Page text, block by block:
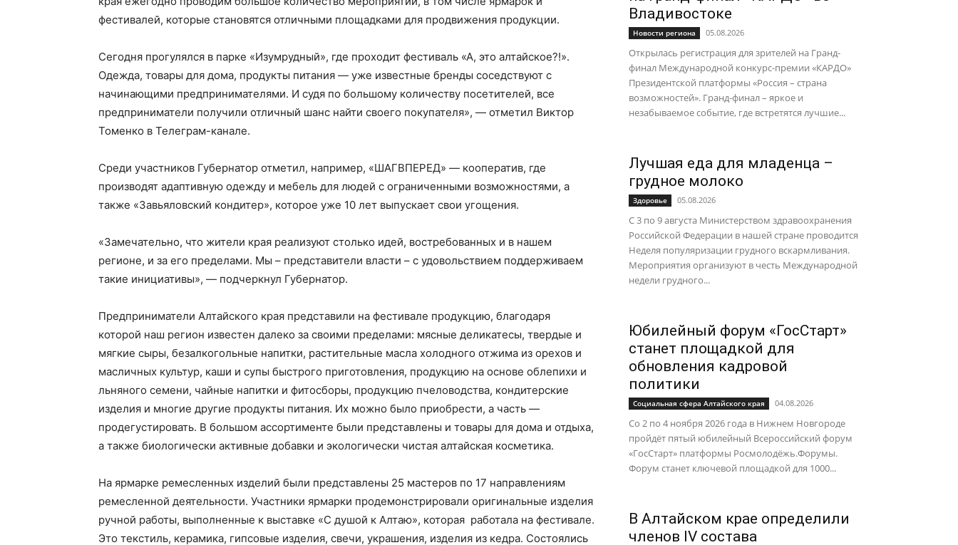
фестивалей, которые становятся отличными площадками для продвижения продукции.
Сегодня прогулялся в парке «Изумрудный», где проходит фестиваль «А, это алтайское?!».
Одежда, товары для дома, продукты питания — уже известные бренды соседствуют с
начинающими предпринимателями. И судя по большому количеству посетителей, все
предприниматели получили отличный шанс найти своего покупателя», — отметил Виктор
Томенко в Телеграм-канале.
Среди участников Губернатор отметил, например, «ШАГВПЕРЕД» — кооператив, где
производят адаптивную одежду и мебель для людей с ограниченными возможностями, а
также «Завьяловский кондитер», которое уже 10 лет выпускает свои угощения.
«Замечательно, что жители края реализуют столько идей, востребованных и в нашем
регионе, и за его пределами. Мы – представители власти – с удовольствием поддерживаем
такие инициативы», — подчеркнул Губернатор.
Предприниматели Алтайского края представили на фестивале продукцию, благодаря
которой наш регион известен далеко за своими пределами: мясные деликатесы, твердые и
мягкие сыры, безалкогольные напитки, растительные масла холодного отжима из орехов и
масличных культур, каши и супы быстрого приготовления, продукцию на основе облепихи и
льняного семени, чайные напитки и фитосборы, продукцию пчеловодства, кондитерские
изделия и многие другие продукты питания. Их можно было приобрести, а часть —
продегустировать. В большом ассортименте были представлены и товары для дома и отдыха,
а также биологически активные добавки и экологически чистая алтайская косметика.
На ярмарке ремесленных изделий были представлены 25 мастеров по 17 направлениям
ремесленной деятельности. Участники ярмарки продемонстрировали оригинальные изделия
ручной работы, выполненные к выставке «С душой к Алтаю», которая работала на фестивале.
Это текстиль, керамика, гипсовые изделия, свечи, украшения, изделия из кедра. Состоялись
Владивостоке
Новости региона 05.08.2026
Открылась регистрация для зрителей на Гранд-
финал Международной конкурс-премии «КАРДО»
Президентской платформы «Россия – страна
возможностей». Гранд-финал – яркое и
незабываемое событие, где встретятся лучшие...
Лучшая еда для младенца –
грудное молоко
Здоровье 05.08.2026
С 3 по 9 августа Министерством здравоохранения
Российской Федерации в нашей стране проводится
Неделя популяризации грудного вскармливания.
Мероприятия организуют в честь Международной
недели грудного...
Юбилейный форум «ГосСтарт»
станет площадкой для
обновления кадровой
политики
Социальная сфера Алтайского края 04.08.2026
Со 2 по 4 ноября 2026 года в Нижнем Новгороде
пройдёт пятый юбилейный Всероссийский форум
«ГосСтарт» платформы Росмолодёжь.Форумы.
Форум станет ключевой площадкой для 1000...
В Алтайском крае определили
членов IV состава